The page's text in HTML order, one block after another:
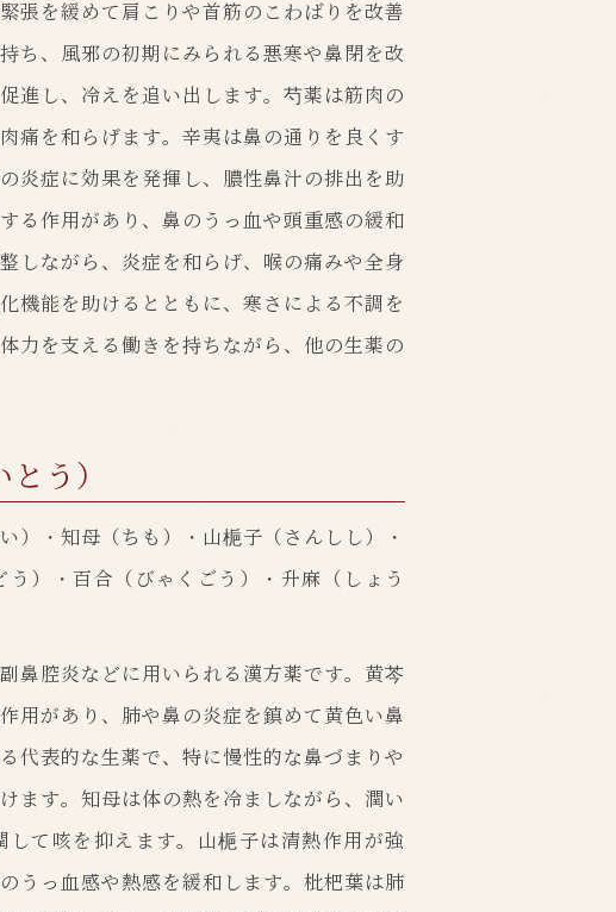
張を緩めて肩こりや首筋のこわばりを改善
ち、風邪の初期にみられる悪寒や鼻閉を改
進し、冷えを追い出します。芍薬は筋肉の
痛を和らげます。辛夷は鼻の通りを良くす
炎症に効果を発揮し、膿性鼻汁の排出を助
る作用があり、鼻のうっ血や頭重感の緩和
しながら、炎症を和らげ、喉の痛みや全身
機能を助けるとともに、寒さによる不調を
力を支える働きを持ちながら、他の生薬の
う）
）・知母（ちも）・山梔子（さんしし）・
）・百合（びゃくごう）・升麻（しょう
鼻腔炎などに用いられる漢方薬です。黄芩
用があり、肺や鼻の炎症を鎮めて黄色い鼻
代表的な生薬で、特に慢性的な鼻づまりや
ます。知母は体の熱を冷ましながら、潤い
て咳を抑えます。山梔子は清熱作用が強
うっ血感や熱感を緩和します。枇杷葉は肺